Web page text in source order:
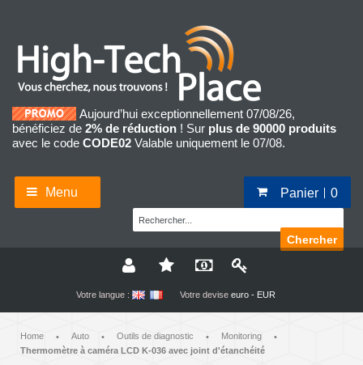
Aujourd’hui exceptionnellement 07/08/26,
bénéficiez de 2% de réduction ! Sur plus de 90000 produits
avec le code CODE02 Valable uniquement le 07/08.
Menu Panier 0
Chercher
Votre langue : Votre devise euro - EUR
Home • Auto • Outils de diagnostic • Monitoring
•
Thermomètre à caméra LCD K-036 avec joint d'étanchéité